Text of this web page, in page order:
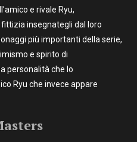
e rivale Ryu,
fittizia insegnategli dal loro
più importanti della serie,
e spirito di
personalità che lo
Ryu che invece appare